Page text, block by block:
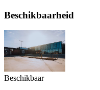
Beschikbaarheid
Beschikbaar